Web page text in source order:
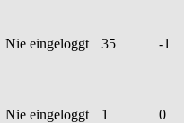
Nie eingeloggt 35 -1
Nie eingeloggt 1 0